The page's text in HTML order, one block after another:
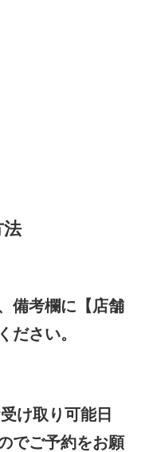
法
備考欄に【店舗
ださい。
け取り可能日
でご予約をお願